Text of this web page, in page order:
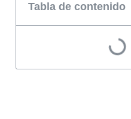
Tabla de contenido